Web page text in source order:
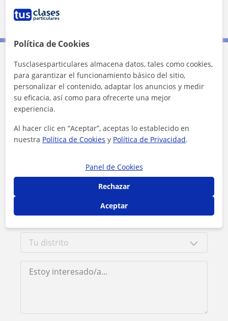
10 km
5 mi
Contacta con Marta
Tarifa
Política de Cookies
Tusclasesparticulares almacena datos, tales como cookies,
para garantizar el funcionamiento básico del sitio,
personalizar el contenido, adaptar los anuncios y medir
su eficacia, así como para ofrecerte una mejor
experiencia.
Al hacer clic en “Aceptar”, aceptas lo establecido en
nuestra Política de Cookies y Política de Privacidad.
Panel de Cookies
Rechazar
Aceptar